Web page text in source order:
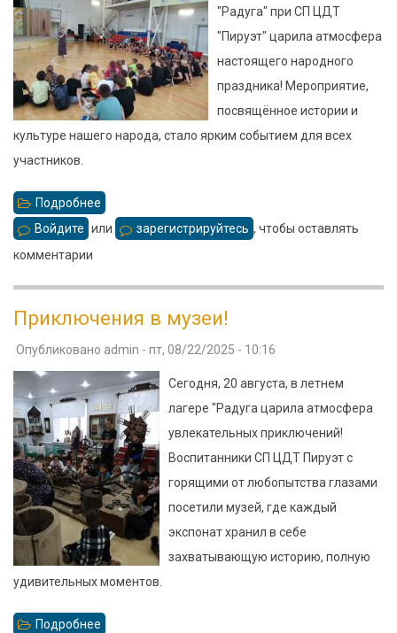
"Радуга" при СП ЦДТ
"Пируэт" царила атмосфера
настоящего народного
праздника! Мероприятие,
посвящённое истории и
культуре нашего народа, стало ярким событием для всех
участников.
Подробнее
Народные
Войдите или зарегистрируйтесь , чтобы оставлять
комментарии
Приключения в музеи!
Опубликовано admin - пт, 08/22/2025 - 10:16
Сегодня, 20 августа, в летнем
лагере "Радуга царила атмосфера
увлекательных приключений!
Воспитанники СП ЦДТ Пируэт с
горящими от любопытства глазами
посетили музей, где каждый
экспонат хранил в себе
захватывающую историю, полную
удивительных моментов.
Подробнее